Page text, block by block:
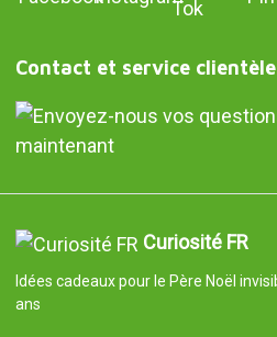
Contact et service clientèle
maintenant
Curiosité FR
Idées cadeaux pour le Père Noël
ans